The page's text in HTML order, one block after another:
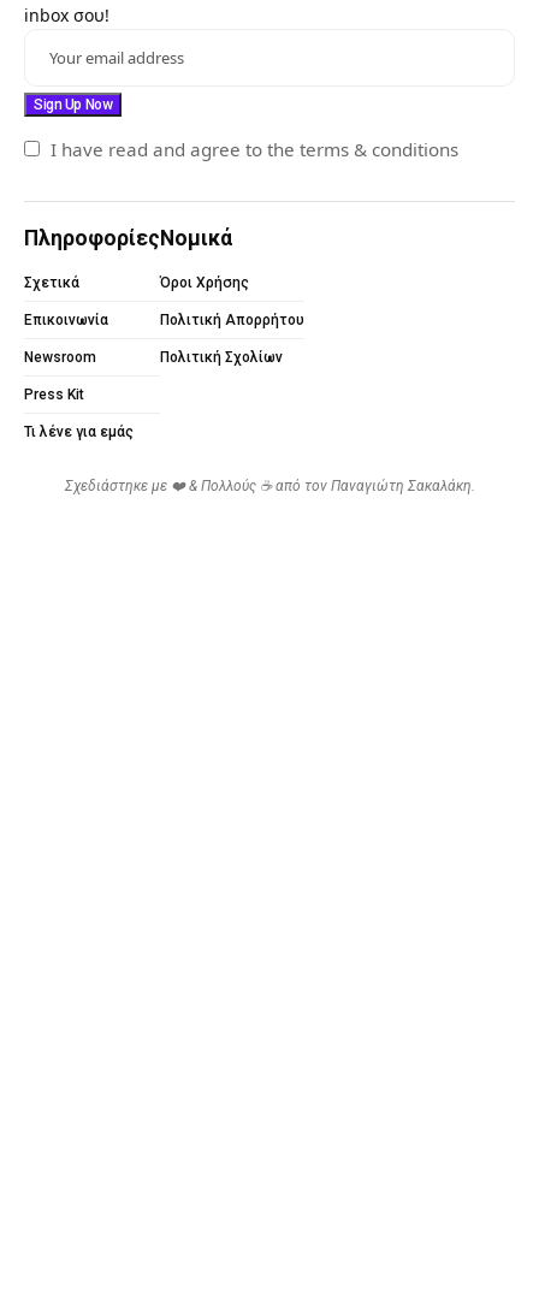
inbox σου!
I have read and agree to the terms & conditions
Πληροφορίες
Σχετικά
Επικοινωνία
Newsroom
Press Kit
Τι λένε για εμάς
Νομικά
Όροι Χρήσης
Πολιτική Απορρήτου
Πολιτική Σχολίων
Σχεδιάστηκε με ❤️ & Πολλούς ☕ από τον Παναγιώτη Σακαλάκη.